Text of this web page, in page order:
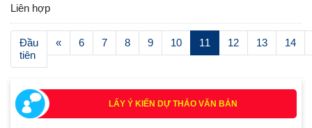
Liên hợp
Đầu
tiên
« 6 7 8 9 10 11 (current)
12 13 14
LẤY Ý KIẾN DỰ THẢO VĂN BẢN